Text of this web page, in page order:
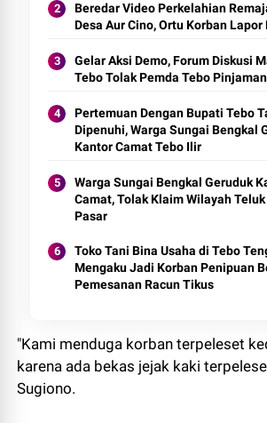
Beredar Video Perkelahian
Desa Aur Cino, Ortu Korban Lapor
Gelar Aksi Demo, Forum Diskusi
Tebo Tolak Pemda Tebo
Pertemuan Dengan Bupati Tebo
Dipenuhi, Warga Sungai Bengkal
Kantor Camat Tebo Ilir
Warga Sungai Bengkal Geruduk
Camat, Tolak Klaim Wilayah
Pasar
Toko Tani Bina Usaha di Tebo
Mengaku Jadi Korban Penipuan
Pemesanan Racun Tikus
"Kami menduga korban terpeleset
karena ada bekas jejak kaki
Sugiono.